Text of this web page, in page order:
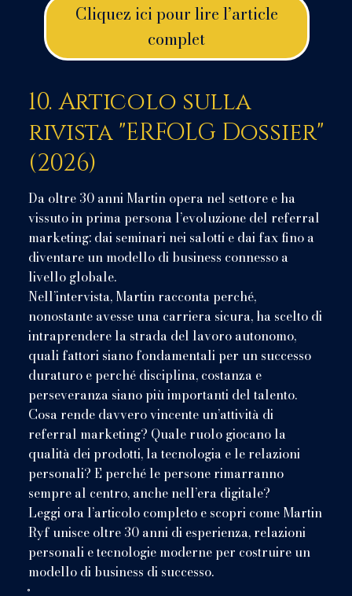
Cliquez ici pour lire l’article
complet
10. Articolo sulla
rivista "ERFOLG Dossier"
(2026)
Da oltre 30 anni Martin opera nel settore e ha
vissuto in prima persona l’evoluzione del referral
marketing: dai seminari nei salotti e dai fax fino a
diventare un modello di business connesso a
livello globale.
Nell’intervista, Martin racconta perché,
nonostante avesse una carriera sicura, ha scelto di
intraprendere la strada del lavoro autonomo,
quali fattori siano fondamentali per un successo
duraturo e perché disciplina, costanza e
perseveranza siano più importanti del talento.
Cosa rende davvero vincente un’attività di
referral marketing? Quale ruolo giocano la
qualità dei prodotti, la tecnologia e le relazioni
personali? E perché le persone rimarranno
sempre al centro, anche nell’era digitale?
Leggi ora l’articolo completo e scopri come Martin
Ryf unisce oltre 30 anni di esperienza, relazioni
personali e tecnologie moderne per costruire un
modello di business di successo.